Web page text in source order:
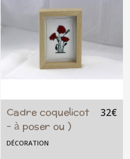
Cadre coquelicot
- à poser ou )
suspendre -
32€
DÉCORATION